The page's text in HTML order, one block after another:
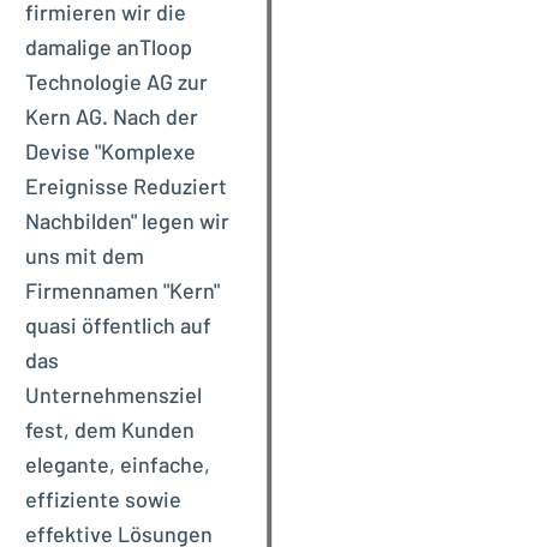
firmieren wir die
damalige anTloop
Technologie AG zur
Kern AG. Nach der
Devise "Komplexe
Ereignisse Reduziert
Nachbilden" legen wir
uns mit dem
Firmennamen "Kern"
quasi öffentlich auf
das
Unternehmensziel
fest, dem Kunden
elegante, einfache,
effiziente sowie
effektive Lösungen